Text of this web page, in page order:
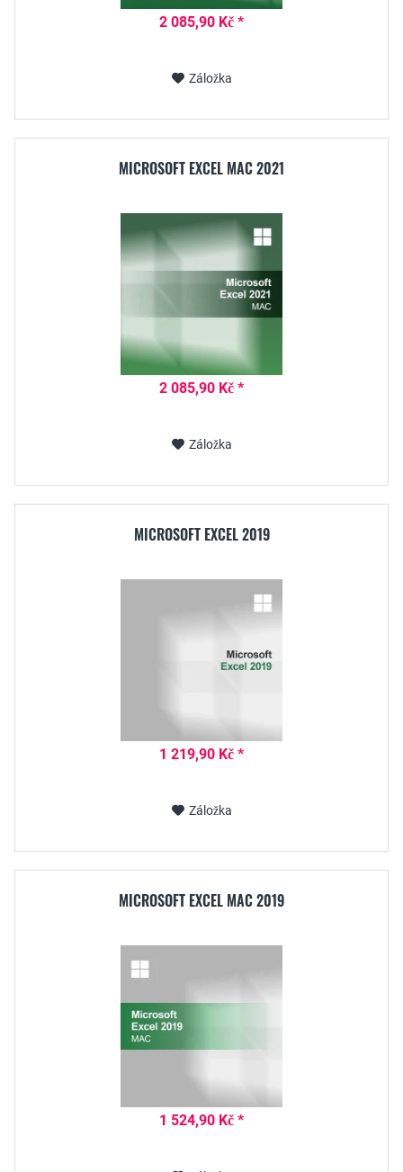
2 085,90 Kč *
Záložka
MICROSOFT EXCEL MAC 2021
2 085,90 Kč *
Záložka
MICROSOFT EXCEL 2019
1 219,90 Kč *
Záložka
MICROSOFT EXCEL MAC 2019
1 524,90 Kč *